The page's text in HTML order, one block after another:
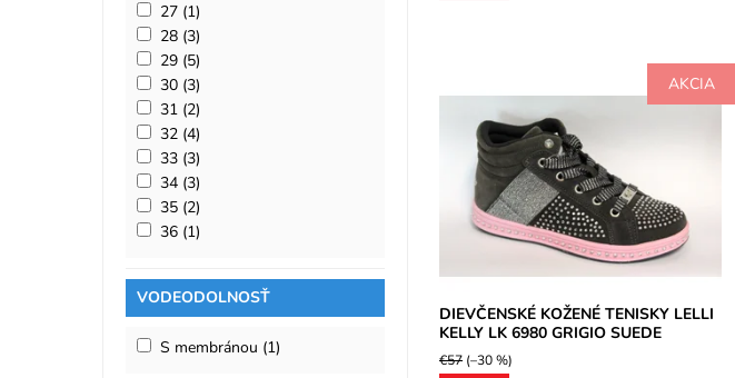
AKCIA
Dievčenská nekonvenčná teniska, vrchný
materiál z kombinovaných usní, podšívka
textilná, kožené stielky, bočné...
Dostupnosť:
Skladom
Značka:
Lelli Kelly
Záruka:
2 roky
DIEVČENSKÉ KOŽENÉ TENISKY LELLI
KELLY LK 6980 GRIGIO SUEDE
€57 (–30 %)
27 (1)
28 (3)
29 (5)
30 (3)
31 (2)
32 (4)
33 (3)
34 (3)
35 (2)
36 (1)
VODEODOLNOSŤ
S membránou (1)